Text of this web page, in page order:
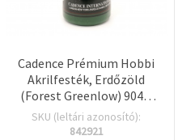
Cadence Prémium Hobbi
Akrilfesték, Erdőzöld
(Forest Greenlow) 9048,
120 ml
SKU (leltári azonosító):
842921